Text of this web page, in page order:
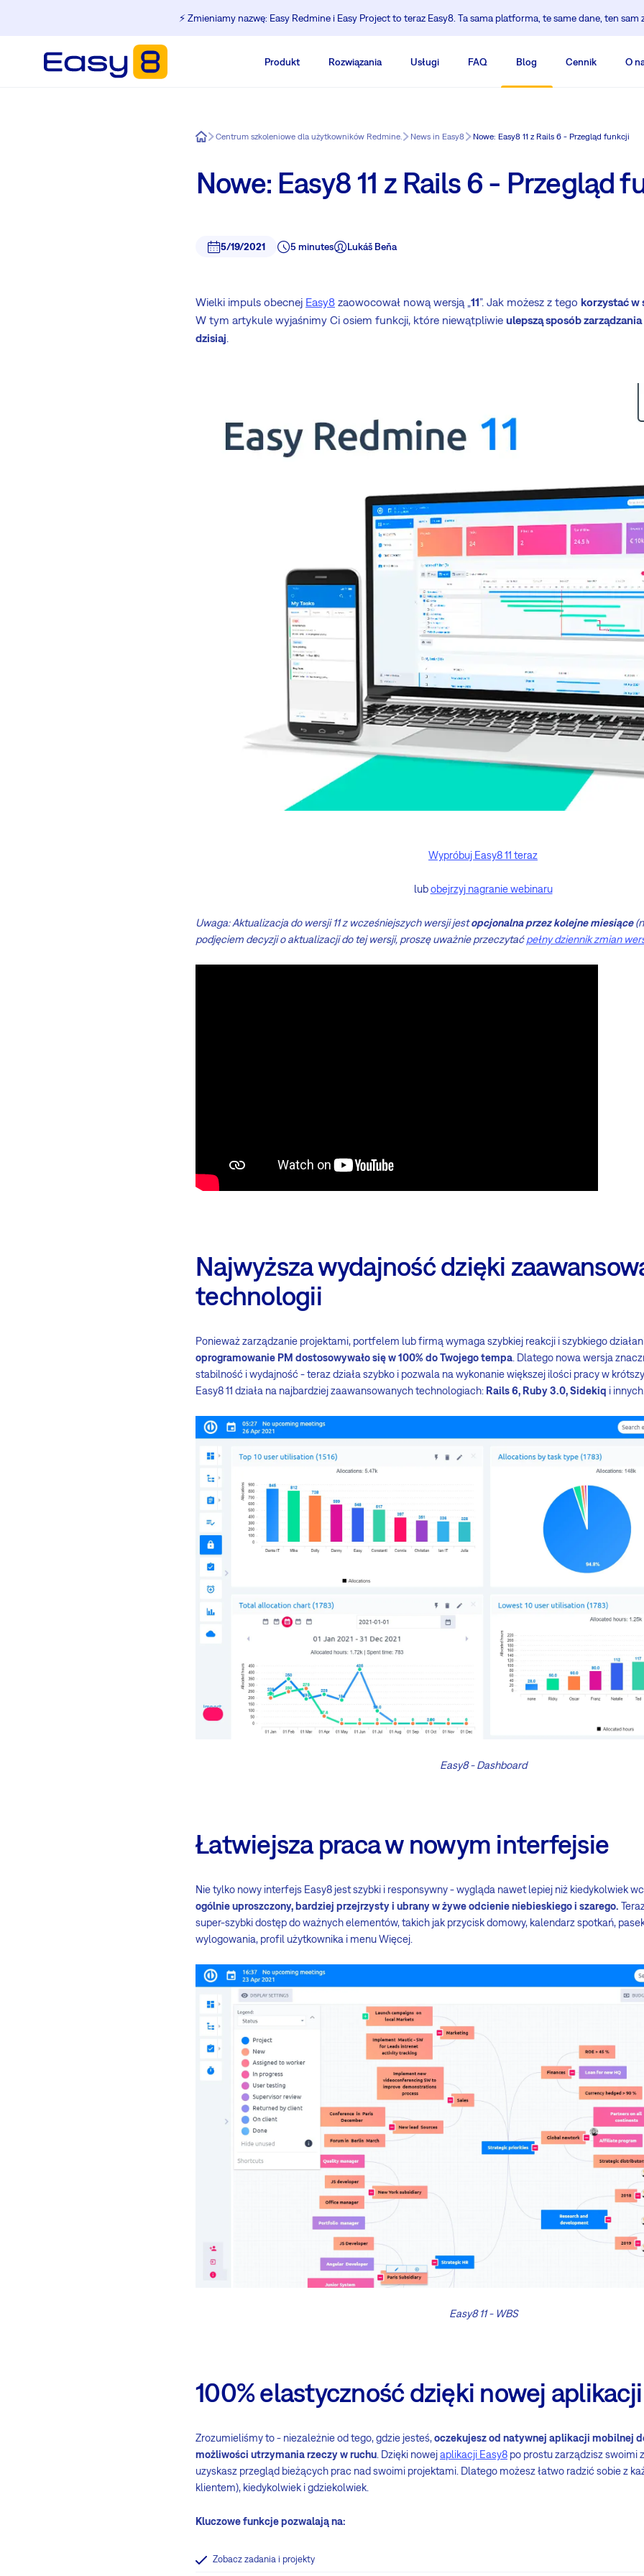
⚡️ Zmieniamy nazwę: Easy Redmine i Easy Project to teraz Easy8. Ta sama platforma, te same dane, ten sam
Produkt Rozwiązania Usługi FAQ Blog Cennik O
Easy8Centrum szkoleniowe dla użytkowników Redmine. News in Easy8 Nowe: Easy8 11 z Rails 6 - Przegląd funkcji
Nowe: Easy8 11 z Rails 6 - Przegląd
5/19/2021 5 minutes Lukáš Beňa
Wielki impuls obecnej Easy8 zaowocował nową wersją „11”. Jak możesz z tego korzystać w
W tym artykule wyjaśnimy Ci osiem funkcji, które niewątpliwie ulepszą sposób
dzisiaj.
Wypróbuj Easy8 11 teraz
lubobejrzyj nagranie webinaru
Uwaga: Aktualizacja do wersji 11 z wcześniejszych wersji jestopcjonalna przez kolejne miesiące
podjęciem decyzji o aktualizacji do tej wersji, proszę uważnie przeczytaćpełny dziennik zmian
Najwyższa wydajność dzięki
technologii
Ponieważ zarządzanie projektami, portfelem lub firmą wymaga szybkiej reakcji i szybkiego
oprogramowanie PM dostosowywało się w 100% do Twojego tempa. Dlatego nowa wersja
stabilność i wydajność - teraz działa szybko i pozwala na wykonanie większej ilości pracy w
Easy8 11 działa na najbardziej zaawansowanych technologiach: Rails 6, Ruby 3.0, Sidekiq i
Easy8 - Dashboard
Łatwiejsza praca w nowym interfejsie
Nie tylko nowy interfejs Easy8 jest szybki i responsywny - wygląda nawet lepiej niż kiedykolwiek
ogólnie uproszczony, bardziej przejrzysty i ubrany w żywe odcienie niebieskiego i szarego.
super-szybki dostęp do ważnych elementów, takich jak przycisk domowy, kalendarz spotkań,
wylogowania, profil użytkownika i menu Więcej.
Easy8 11 - WBS
100% elastyczność dzięki nowej
Zrozumieliśmy to - niezależnie od tego, gdzie jesteś,oczekujesz od natywnej aplikacji mobilnej
możliwości utrzymania rzeczy w ruchu. Dzięki nowejaplikacji Easy8 po prostu zarządzisz swoimi
uzyskasz przegląd bieżących prac nad swoimi projektami. Dlatego możesz łatwo radzić sobie z
klientem), kiedykolwiek i gdziekolwiek.
Kluczowe funkcje pozwalają na:
Zobacz zadania i projekty